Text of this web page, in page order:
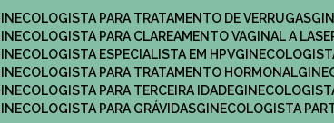
GINECOLOGISTA PARA TRATAMENTO DE VERRUGAS
GINECOLOGISTA PARA CLAREAMENTO VAGINAL A
GINECOLOGISTA ESPECIALISTA EM HPV
GINECOLOGISTA PARA TRATAMENTO HORMONAL
GINECOLOGISTA PARA TERCEIRA IDADE
GINECOLOGISTA PARA GRÁVIDAS
GINECOLOGISTA